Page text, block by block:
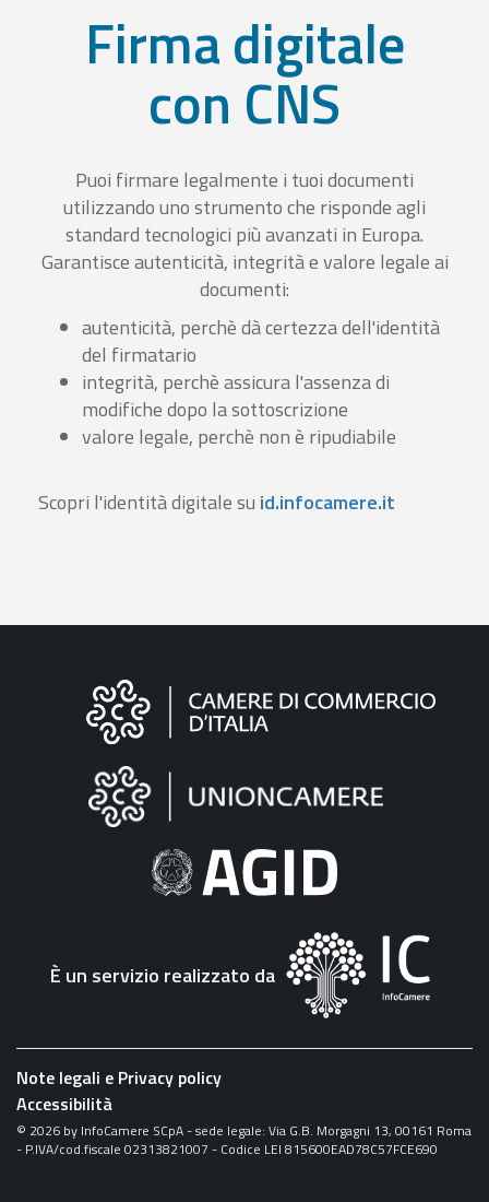
Firma digitale
con CNS
Puoi firmare legalmente i tuoi documenti
utilizzando uno strumento che risponde agli
standard tecnologici più avanzati in Europa.
Garantisce autenticità, integrità e valore legale ai
documenti:
autenticità, perchè dà certezza dell'identità
del firmatario
integrità, perchè assicura l'assenza di
modifiche dopo la sottoscrizione
valore legale, perchè non è ripudiabile
Scopri l'identità digitale su id.infocamere.it
Informazioni
"Fattura
Elettronica"
È un servizio realizzato da
Note legali e Privacy policy
Accessibilità
© 2026 by InfoCamere SCpA - sede legale: Via G.B. Morgagni 13, 00161 Roma
- P.IVA/cod.fiscale 02313821007 - Codice LEI 815600EAD78C57FCE690